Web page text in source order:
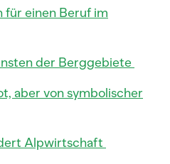
für einen Beruf im
der Berggebiete
aber von symbolischer
Alpwirtschaft